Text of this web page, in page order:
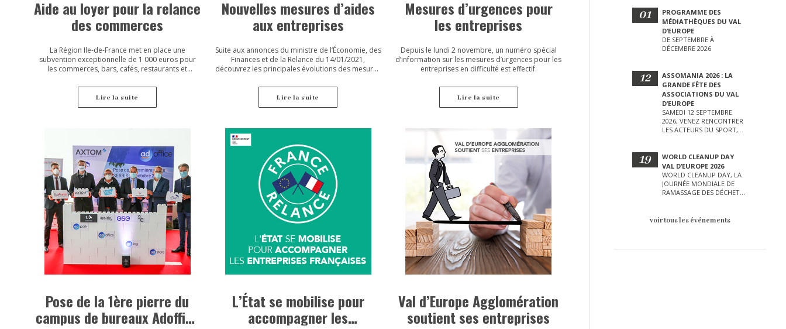
Aide au loyer pour la relance
des commerces
La Région Ile-de-France met en place une
subvention exceptionnelle de 1 000 euros pour
les commerces, bars, cafés, restaurants et
Lire la suite
Nouvelles mesures d’aides
aux entreprises
Suite aux annonces du ministre de l’Économie, des
Finances et de la Relance du 14/01/2021,
découvrez les principales évolutions des mesures
Lire la suite
Mesures d’urgences pour
les entreprises
Depuis le lundi 2 novembre, un numéro spécial
d’information sur les mesures d’urgences pour les
entreprises en difficulté est effectif.
Lire la suite
Pose de la 1ère pierre du
campus de bureaux Adoffice
L’État se mobilise pour
accompagner les
Val d’Europe Agglomération
soutient ses entreprises
01
PROGRAMME DES
MÉDIATHÈQUES DU VAL
D’EUROPE
DE SEPTEMBRE À
DÉCEMBRE 2026
12
ASSOMANIA 2026 : LA
GRANDE FÊTE DES
ASSOCIATIONS DU VAL
D’EUROPE
SAMEDI 12 SEPTEMBRE
2026, VENEZ RENCONTRER
LES ACTEURS DU SPORT,
D’AUTRES LORS DE CETTE
JOURNÉE EXCEPTIONNELLE.
19
WORLD CLEANUP DAY
VAL D’EUROPE 2026
WORLD CLEANUP DAY, LA
JOURNÉE MONDIALE DE
RAMASSAGE DES DÉCHETS
D’EUROPE !
voir tous les événements